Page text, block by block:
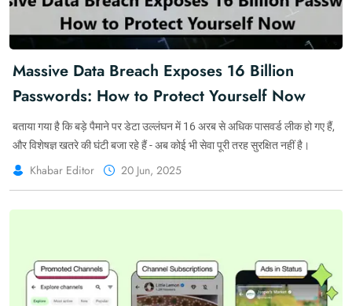
Massive Data Breach Exposes 16 Billion
Passwords: How to Protect Yourself Now
बताया गया है कि बड़े पैमाने पर डेटा उल्लंघन में 16 अरब से अधिक पासवर्ड लीक हो गए हैं,
और विशेषज्ञ खतरे की घंटी बजा रहे हैं - अब कोई भी सेवा पूरी तरह सुरक्षित नहीं है।
Khabar Editor 20 Jun, 2025